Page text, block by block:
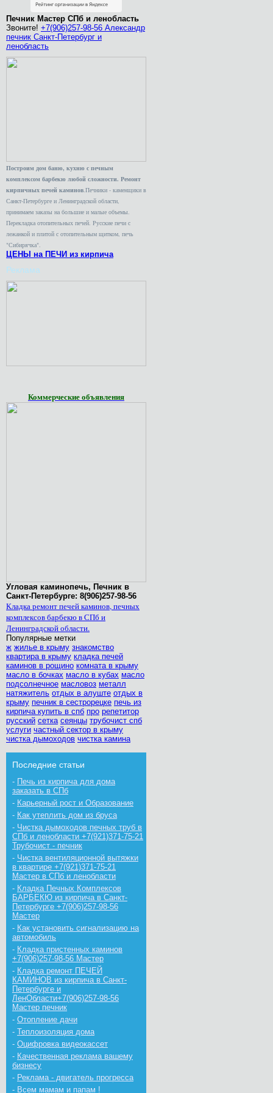
Печник Мастер СПб и ленобласть
Звоните! +7(906)257-98-56 Александр
печник Санкт-Петербург и
ленобласть
Построим дом баню, кухню с печным
комплексом барбекю любой сложности. Ремонт
кирпичных печей каминов.Печники - каменщики в
Санкт-Петербурге и Ленинградской области,
принимаем заказы на большие и малые объемы.
Перекладка отопительных печей. Русские печи с
лежанкой и плитой с отопительным щитком, печь
"Сибирячка".
ЦЕНЫ на ПЕЧИ из кирпича
Реклама
Коммерческие объявления
Угловая каминопечь, Печник в
Санкт-Петербурге: 8(906)257-98-56
Кладка ремонт печей каминов, печных
комплексов барбекю в СПб и
Ленинградской области.
Популярные метки
ж жилье в крыму знакомство
квартира в крыму кладка печей
каминов в рощино комната в крыму
масло в бочках масло в кубах масло
подсолнечное масловоз металл
натяжитель отдых в алуште отдых в
крыму печник в сестрорецке печь из
кирпича купить в спб про репетитор
русский сетка сеянцы трубочист спб
услуги частный сектор в крыму
чистка дымоходов чистка камина
Последние статьи
- Печь из кирпича для дома
заказать в СПб
- Карьерный рост и Образование
- Как утеплить дом из бруса
- Чистка дымоходов печных труб в
СПб и ленобласти +7(921)371-75-21
Трубочист - печник
- Чистка вентиляционной вытяжки
в квартире +7(921)371-75-21
Мастер в СПб и ленобласти
- Кладка Печных Комплексов
БАРБЕКЮ из кирпича в Санкт-
Петербурге +7(906)257-98-56
Мастер
- Как установить сигнализацию на
автомобиль
- Кладка пристенных каминов
+7(906)257-98-56 Мастер
- Кладка ремонт ПЕЧЕЙ
КАМИНОВ из кирпича в Санкт-
Петербурге и
ЛенОбласти+7(906)257-98-56
Мастер печник
- Отопление дачи
- Теплоизоляция дома
- Оцифровка видеокассет
- Качественная реклама вашему
бизнесу
- Реклама - двигатель прогресса
- Всем мамам и папам !